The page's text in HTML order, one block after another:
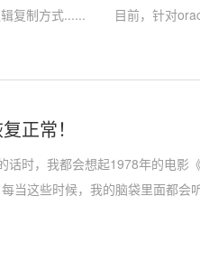
复制方式...... 目前，针对
正常！
时，我都会想起1978年的电影
当这些时候，我的脑袋里面都会